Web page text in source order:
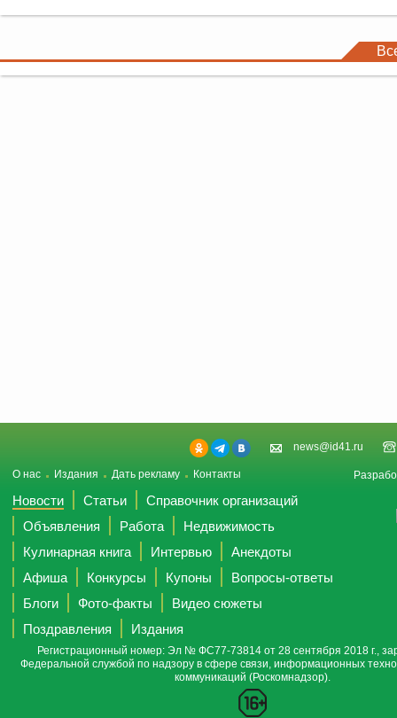
news@id41.ru
О нас Издания Дать рекламу Контакты
Новости Статьи
Справочник организаций
Объявления
Работа
Недвижимость
Кулинарная книга
Интервью
Анекдоты
Афиша
Конкурсы Купоны
Вопросы-ответы
Блоги
Фото-факты
Видео сюжеты
Поздравления
Издания
Регистрационный номер: Эл № ФС77-73814 от 28 сентября 2018 г.,
Федеральной службой по надзору в сфере связи, информационных
коммуникаций (Роскомнадзор).